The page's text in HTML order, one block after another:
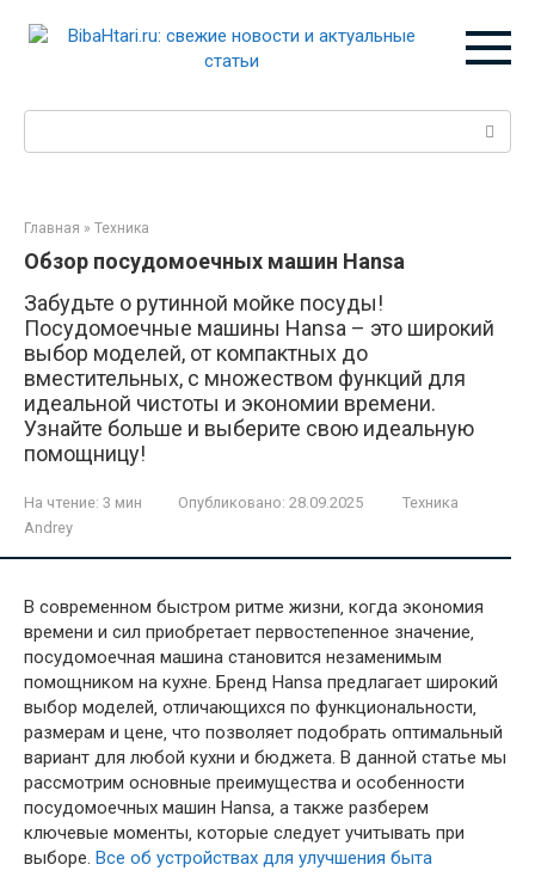
Главная » Техника
Обзор посудомоечных машин Hansa
Забудьте о рутинной мойке посуды!
Посудомоечные машины Hansa – это широкий
выбор моделей, от компактных до
вместительных, с множеством функций для
идеальной чистоты и экономии времени.
Узнайте больше и выберите свою идеальную
помощницу!
На чтение: 3 мин Опубликовано: 28.09.2025
Техника
Andrey
В современном быстром ритме жизни‚ когда экономия
времени и сил приобретает первостепенное значение‚
посудомоечная машина становится незаменимым
помощником на кухне. Бренд Hansa предлагает широкий
выбор моделей‚ отличающихся по функциональности‚
размерам и цене‚ что позволяет подобрать оптимальный
вариант для любой кухни и бюджета. В данной статье мы
рассмотрим основные преимущества и особенности
посудомоечных машин Hansa‚ а также разберем
ключевые моменты‚ которые следует учитывать при
выборе. Все об устройствах для улучшения быта